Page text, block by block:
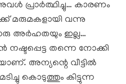
പ്രാർത്ഥിച്ചു… കാരണം
മരുമകളായി വന്നു
അർഹതയും ഇല്ല…
നഷ്ടപ്പെട്ട തന്നെ നോക്കി
അന്യന്റെ വീട്ടിൽ
കൊടുത്തും കിട്ടുന്ന